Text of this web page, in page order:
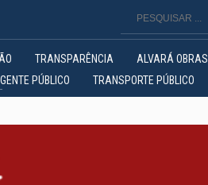
TRANSPARÊNCIA ALVARÁ OBRAS
PÚBLICO TRANSPORTE PÚBLICO